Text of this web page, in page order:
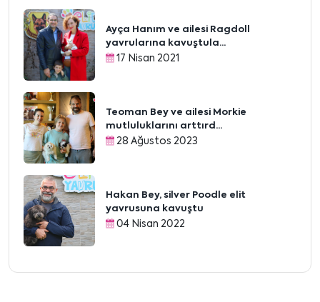
Ayça Hanım ve ailesi Ragdoll
yavrularına kavuştula...
17 Nisan 2021
Teoman Bey ve ailesi Morkie
mutluluklarını arttırd...
28 Ağustos 2023
Hakan Bey, silver Poodle elit
yavrusuna kavuştu
04 Nisan 2022